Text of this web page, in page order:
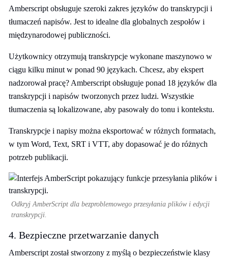
Amberscript obsługuje szeroki zakres języków do transkrypcji i
tłumaczeń napisów. Jest to idealne dla globalnych zespołów i
międzynarodowej publiczności.
Użytkownicy otrzymują transkrypcje wykonane maszynowo w
ciągu kilku minut w ponad 90 językach. Chcesz, aby ekspert
nadzorował pracę? Amberscript obsługuje ponad 18 języków dla
transkrypcji i napisów tworzonych przez ludzi. Wszystkie
tłumaczenia są lokalizowane, aby pasowały do tonu i kontekstu.
Transkrypcje i napisy można eksportować w różnych formatach,
w tym Word, Text, SRT i VTT, aby dopasować je do różnych
potrzeb publikacji.
Odkryj AmberScript dla bezproblemowego przesyłania plików i edycji
transkrypcji.
4. Bezpieczne przetwarzanie danych
Amberscript został stworzony z myślą o bezpieczeństwie klasy